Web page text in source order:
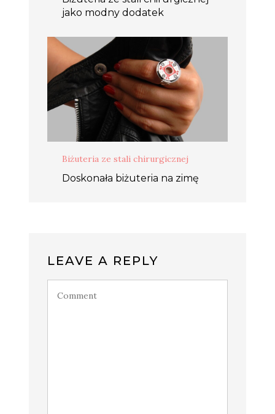
jako modny dodatek
Biżuteria ze stali chirurgicznej
Doskonała biżuteria na zimę
LEAVE A REPLY